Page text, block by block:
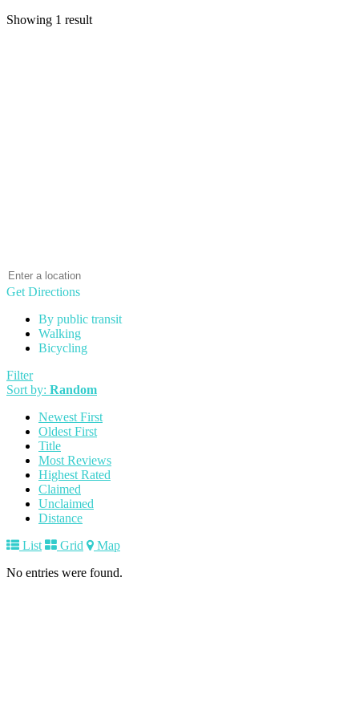
Showing 1 result
Get Directions
By public transit
Walking
Bicycling
Filter
Sort by: Random
Newest First
Oldest First
Title
Most Reviews
Highest Rated
Claimed
Unclaimed
Distance
List
Grid
Map
No entries were found.